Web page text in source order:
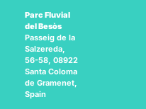
Parc Fluvial
del Besòs
Passeig de la
Salzereda,
56-58, 08922
Santa Coloma
de Gramenet,
Spain